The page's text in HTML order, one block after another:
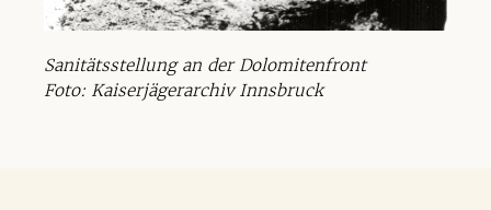
Sanitätsstellung an der Dolomitenfront
Foto: Kaiserjägerarchiv Innsbruck